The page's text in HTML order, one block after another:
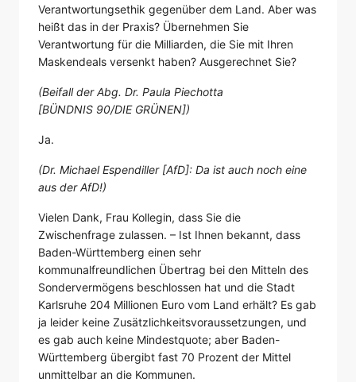
Verantwortungsethik gegenüber dem Land. Aber was
heißt das in der Praxis? Übernehmen Sie
Verantwortung für die Milliarden, die Sie mit Ihren
Maskendeals versenkt haben? Ausgerechnet Sie?
(Beifall der Abg. Dr. Paula Piechotta
[BÜNDNIS 90/DIE GRÜNEN])
Ja.
(Dr. Michael Espendiller [AfD]: Da ist auch noch eine
aus der AfD!)
Vielen Dank, Frau Kollegin, dass Sie die
Zwischenfrage zulassen. – Ist Ihnen bekannt, dass
Baden-Württemberg einen sehr
kommunalfreundlichen Übertrag bei den Mitteln des
Sondervermögens beschlossen hat und die Stadt
Karlsruhe 204 Millionen Euro vom Land erhält? Es gab
ja leider keine Zusätzlichkeitsvoraussetzungen, und
es gab auch keine Mindestquote; aber Baden-
Württemberg übergibt fast 70 Prozent der Mittel
unmittelbar an die Kommunen.